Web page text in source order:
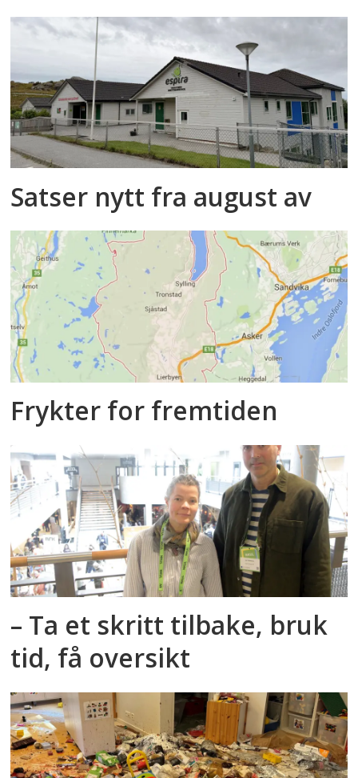
Satser nytt fra august av
Frykter for fremtiden
– Ta et skritt tilbake, bruk
tid, få oversikt